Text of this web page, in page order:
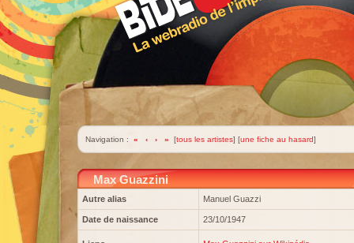
Navigation : « ‹ › » [tous les artistes] [une fiche au hasard]
Max Guazzini
Autre alias Manuel Guazzi
Date de naissance 23/10/1947